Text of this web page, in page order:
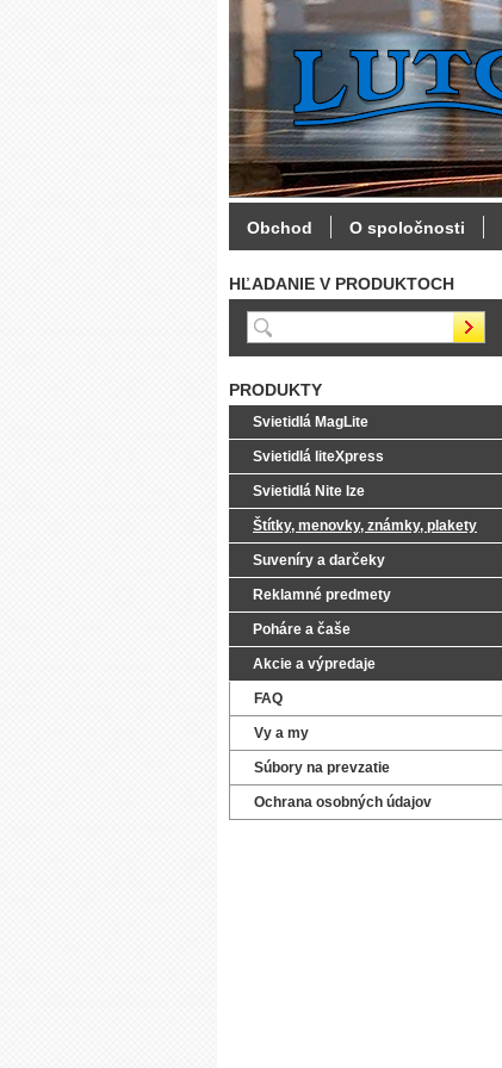
HĽADANIE V PRODUKTOCH
PRODUKTY
Svietidlá MagLite
Svietidlá liteXpress
Svietidlá Nite Ize
Štítky, menovky, známky, plakety
Suveníry a darčeky
Reklamné predmety
Poháre a čaše
Akcie a výpredaje
FAQ
Vy a my
Súbory na prevzatie
Ochrana osobných údajov
Obchod O spoločnosti